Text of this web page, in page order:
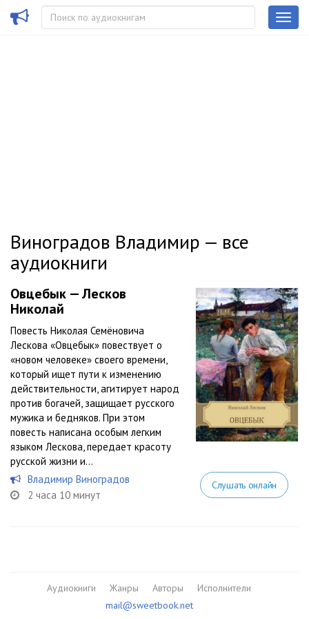
Виноградов Владимир — все
аудиокниги
Овцебык — Лесков
Николай
Повесть Николая Семёновича
Лескова «Овцебык» повествует о
«новом человеке» своего времени,
который ищет пути к изменению
действительности, агитирует народ
против богачей, защищает русского
мужика и бедняков. При этом
повесть написана особым легким
языком Лескова, передает красоту
русской жизни и...
Владимир Виноградов
2 часа 10 минут
Слушать онлайн
Аудиокниги Жанры Авторы
Исполнители
mail@sweetbook.net